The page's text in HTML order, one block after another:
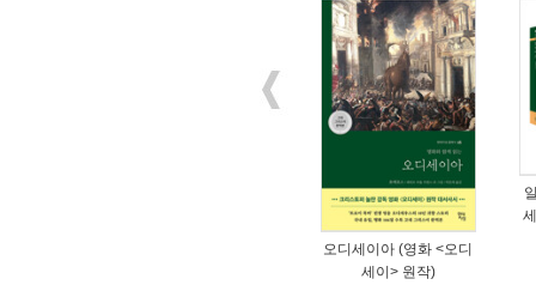
오디세이아 (영화 <오디
세이> 원작)